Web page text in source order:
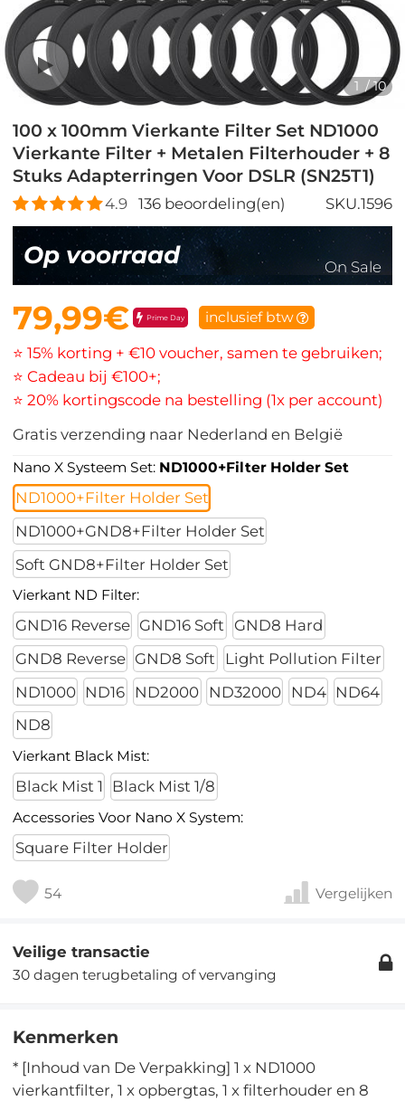
1 /10
100 x 100mm Vierkante Filter Set ND1000
Vierkante Filter + Metalen Filterhouder + 8
Stuks Adapterringen Voor DSLR (SN25T1)
4.9 136beoordeling(en) SKU.1596
Op voorraad On Sale
79,99€ Prime Day inclusief btw
⭐ 15% korting + €10 voucher, samen te gebruiken;
⭐ Cadeau bij €100+;
⭐ 20% kortingscode na bestelling (1x per account)
Gratis verzending naar Nederland en België
Nano X Systeem Set: ND1000+Filter Holder Set
ND1000+Filter Holder Set
ND1000+GND8+Filter Holder Set
Soft GND8+Filter Holder Set
Vierkant ND Filter:
GND16 Reverse GND16 Soft
GND8 Hard
GND8 Reverse GND8 Soft
Light Pollution Filter
ND1000
ND16 ND2000 ND32000 ND4
ND64
ND8
Vierkant Black Mist:
Black Mist 1 Black Mist 1/8
Accessories Voor Nano X System:
Square Filter Holder
54 Vergelijken
Veilige transactie
30 dagen terugbetaling of vervanging
Kenmerken
* [Inhoud van De Verpakking] 1 x ND1000
vierkantfilter, 1 x opbergtas, 1 x filterhouder en 8